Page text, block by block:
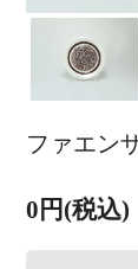
ファエン
0円(税込)